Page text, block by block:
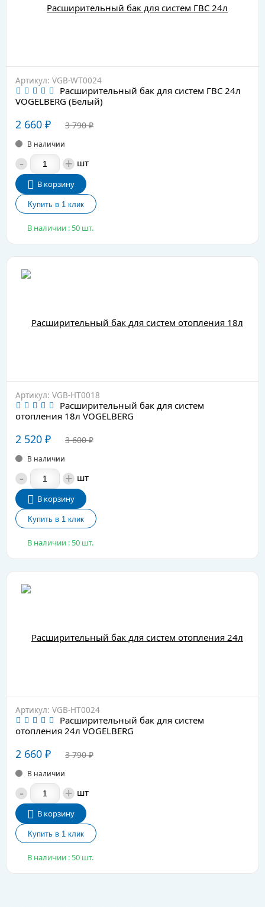
Артикул: VGB-WT0024
Расширительный бак для систем ГВС 24л
VOGELBERG (Белый)
2 660 ₽ 3 790₽
В наличии
- + шт
В корзину
В наличии : 50 шт.
Артикул: VGB-HT0018
Расширительный бак для систем
отопления 18л VOGELBERG
2 520 ₽ 3 600₽
В наличии
- + шт
В корзину
В наличии : 50 шт.
Артикул: VGB-HT0024
Расширительный бак для систем
отопления 24л VOGELBERG
2 660 ₽ 3 790₽
В наличии
- + шт
В корзину
В наличии : 50 шт.